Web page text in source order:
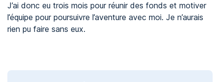
J’ai donc eu trois mois pour réunir des fonds et motiver
l’équipe pour poursuivre l’aventure avec moi. Je n’aurais
rien pu faire sans eux.